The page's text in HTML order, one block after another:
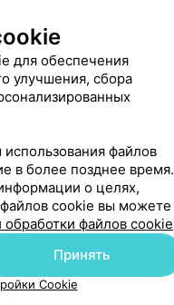
для обеспечения
улучшения, сбора
файлов
в более позднее время.
о целях,
cookie вы можете
обработки файлов cookie
Принять
Cookie